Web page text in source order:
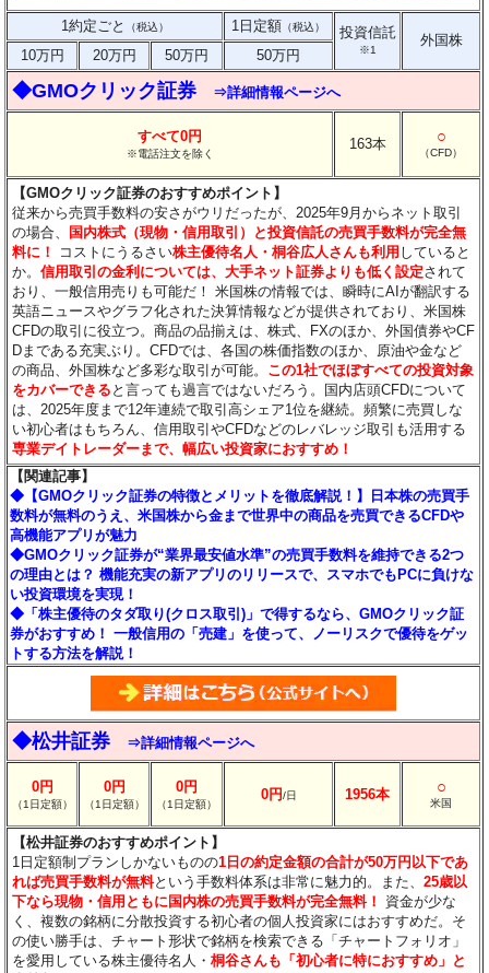
1約定ごと （税込） 1日定額 （税込） 投資信託
※1
外国株
10万円
20万円 50万円 50万円
◆GMOクリック証券 ⇒詳細情報ページへ
すべて0円
※電話注文を除く
163本 ○
（CFD）
【GMOクリック証券のおすすめポイント】
従来から売買手数料の安さがウリだったが、2025年9月からネット取引
の場合、
国内株式（現物・信用取引）と投資信託の売買手数料が完全無
料に！
コストにうるさい株主優待名人・桐谷広人さんも利用 していると
か。信用取引の金利については、大手ネット証券よりも低く設定されて
おり、一般信用売りも可能だ！ 米国株の情報では、瞬時にAIが翻訳する
英語ニュースやグラフ化された決算情報などが提供されており、米国株
CFDの取引に役立つ。商品の品揃えは、株式、FXのほか、外国債券やCF
Dまである充実ぶり。CFDでは、各国の株価指数のほか、原油や金など
の商品、外国株など多彩な取引が可能。 この1社でほぼすべての投資対象
をカバーできる と言っても過言ではないだろう。国内店頭CFDについて
は、2025年度まで12年連続で取引高シェア1位を継続。頻繁に売買しな
い初心者はもちろん、信用取引やCFDなどのレバレッジ取引も活用する
専業デイトレーダーまで、幅広い投資家におすすめ！
【関連記事】
◆【GMOクリック証券の特徴とメリットを徹底解説！】日本株の売買手
数料が無料のうえ、米国株から金まで世界中の商品を売買できるCFDや
高機能アプリが魅力
◆GMOクリック証券が“業界最安値水準”の売買手数料を維持できる2つ
の理由とは？ 機能充実の新アプリのリリースで、スマホでもPCに負けな
い投資環境を実現！
◆「株主優待のタダ取り(クロス取引)」で得するなら、GMOクリック証
券がおすすめ！ 一般信用の「売建」を使って、ノーリスクで優待をゲッ
トする方法を解説！
◆松井証券 ⇒詳細情報ページへ
0円
（1日定額）
0円
（1日定額）
0円
（1日定額）
0円/日 1956本 ○
米国
【松井証券のおすすめポイント】
1日定額制プランしかないものの1日の約定金額の合計が50万円以下であ
れば売買手数料が無料という手数料体系は非常に魅力的。また、25歳以
下なら現物・信用ともに国内株の売買手数料が完全無料！
資金が少な
く、複数の銘柄に分散投資する初心者の個人投資家にはおすすめだ。そ
の使い勝手は、チャート形状で銘柄を検索できる「チャートフォリオ」
を愛用している株主優待名人・桐谷さんも「初心者に特におすすめ」と